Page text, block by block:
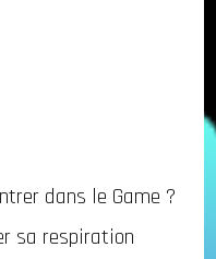
dans le Game ?
sa respiration